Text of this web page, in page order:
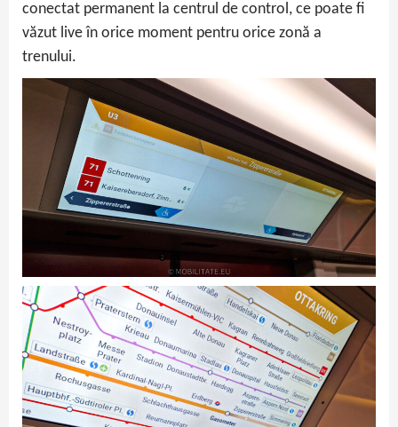
conectat permanent la centrul de control, ce poate fi
văzut live în orice moment pentru orice zonă a
trenului.